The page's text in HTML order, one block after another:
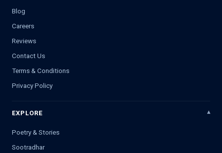
Blog
Careers
Reviews
Contact Us
Terms & Conditions
Privacy Policy
EXPLORE
Poetry & Stories
Sootradhar